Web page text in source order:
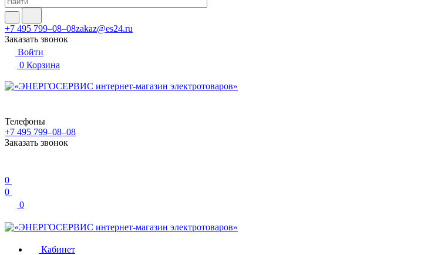
+7 495 799–08–08zakaz@es24.ru
Заказать звонок
Войти
0 Корзина
Телефоны
+7 495 799–08–08
Заказать звонок
0
0
0
Кабинет